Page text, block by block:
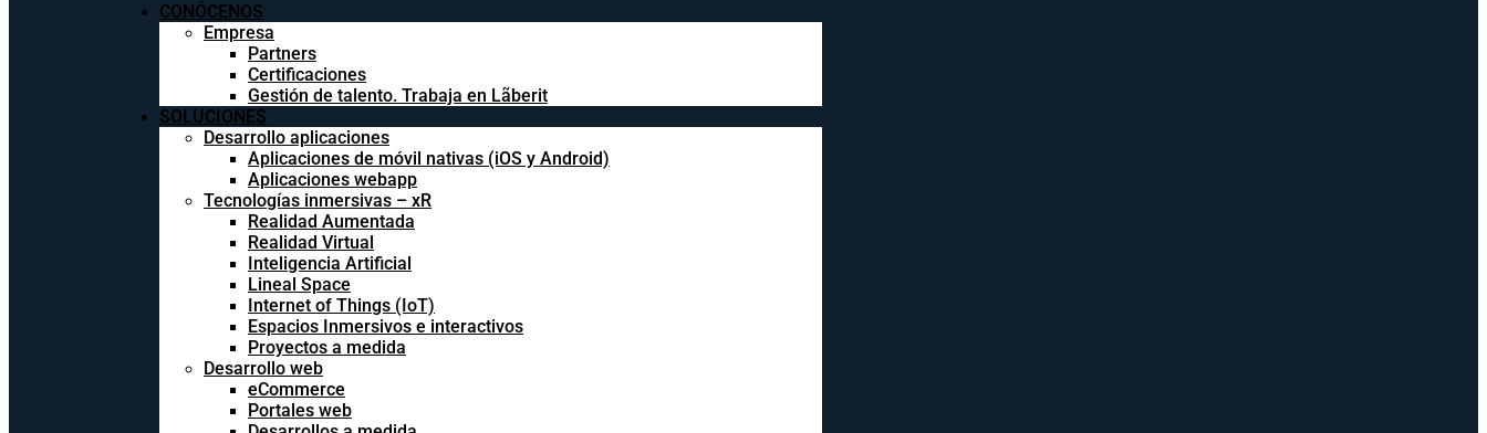
CONÓCENOS
Empresa
Partners
Certificaciones
Gestión de talento. Trabaja en Lãberit
SOLUCIONES
Desarrollo aplicaciones
Aplicaciones de móvil nativas (iOS y Android)
Aplicaciones webapp
Tecnologías inmersivas – xR
Realidad Aumentada
Realidad Virtual
Inteligencia Artificial
Lineal Space
Internet of Things (IoT)
Espacios Inmersivos e interactivos
Proyectos a medida
Desarrollo web
eCommerce
Portales web